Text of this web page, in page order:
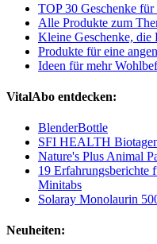
TOP 30 Geschenke
Alle Produkte zum
Kleine Geschenke, die
Produkte für eine
Ideen für mehr
VitalAbo entdecken:
BlenderBottle
SFI HEALTH
Nature's Plus Animal
19 Erfahrungsberichte
Minitabs
Solaray Monolaurin
Neuheiten: